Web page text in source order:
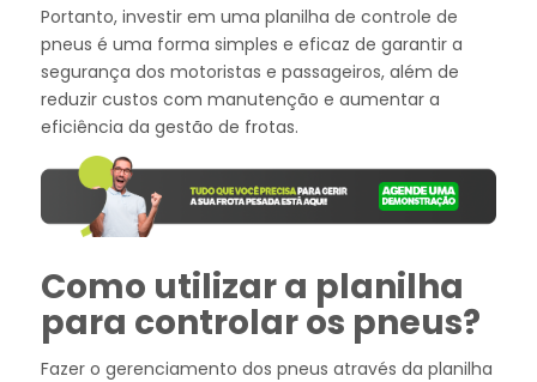
Portanto, investir em uma planilha de controle de
pneus é uma forma simples e eficaz de garantir a
segurança dos motoristas e passageiros, além de
reduzir custos com manutenção e aumentar a
eficiência da gestão de frotas.
Como utilizar a planilha
para controlar os pneus?
Fazer o gerenciamento dos pneus através da planilha